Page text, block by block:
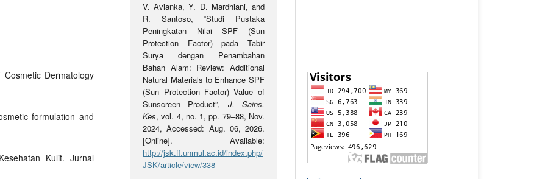
Dermatology
formulation and
Kulit. Jurnal
V. Avianka, Y. D. Mardhiani, and
R. Santoso, “Studi Pustaka
Peningkatan Nilai SPF (Sun
Protection Factor) pada Tabir
Surya dengan Penambahan
Bahan Alam: Review: Additional
Natural Materials to Enhance SPF
(Sun Protection Factor) Value of
Sunscreen Product”, J. Sains.
Kes, vol. 4, no. 1, pp. 79–88, Nov.
2024, Accessed: Aug. 06, 2026.
[Online]. Available:
http://jsk.ff.unmul.ac.id/index.php/
JSK/article/view/338